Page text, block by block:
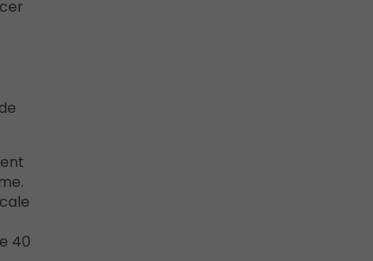
de
40